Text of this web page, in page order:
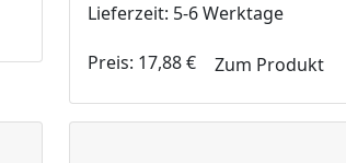
Lieferzeit: 5-6 Werktage
Preis: 17,88€ Zum Produkt